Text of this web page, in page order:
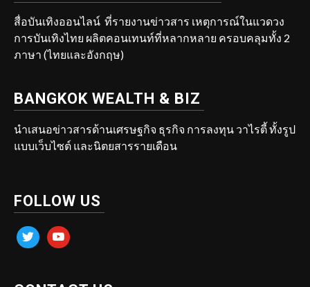
สื่อบันเทิงออนไลน์ ที่รายงานข่าวสาร เหตุการณ์ในแวดวง
การบันเทิงไทย ผลิตคอนเทนท์ที่หลากหลาย ครอบคลุมทั้ง 2
ภาษา (ไทยและอังกฤษ)
BANGKOK WEALTH & BIZ
นำเสนอข่าวสารด้านเศรษฐกิจ ธุรกิจ การลงทุน วาไรตี้ ทั้งรูป
แบบเว็บไซต์ และนิตยสารรายเดือน
FOLLOW US
twitter youtube